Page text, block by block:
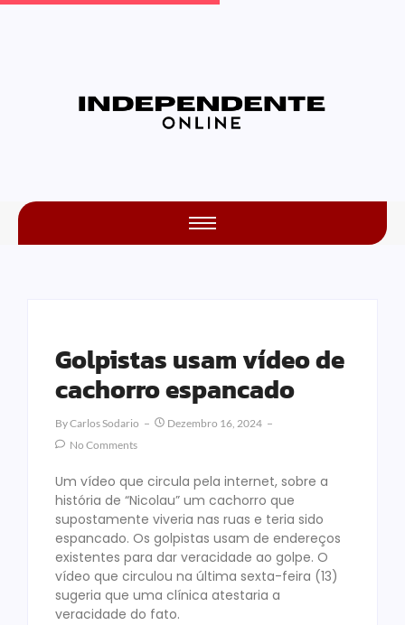
Golpistas usam vídeo de
cachorro espancado
ByCarlos Sodario
Dezembro 16, 2024
No Comments
Um vídeo que circula pela internet, sobre a
história de “Nicolau” um cachorro que
supostamente viveria nas ruas e teria sido
espancado. Os golpistas usam de endereços
existentes para dar veracidade ao golpe. O
vídeo que circulou na última sexta-feira (13)
sugeria que uma clínica atestaria a
veracidade do fato.